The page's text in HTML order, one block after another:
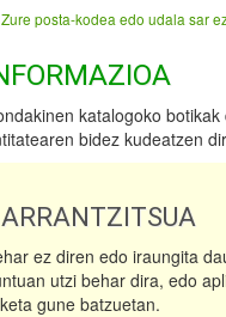
Zure posta-kodea edo udala sar
katalogoko
bidez kudeatzen
ez diren edo iraungita
utzi behar dira, edo
gune batzuetan.